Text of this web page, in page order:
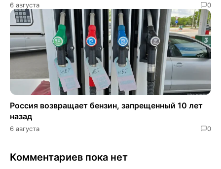
6 августа 0
Россия возвращает бензин, запрещенный 10 лет
назад
6 августа 0
Комментариев пока нет